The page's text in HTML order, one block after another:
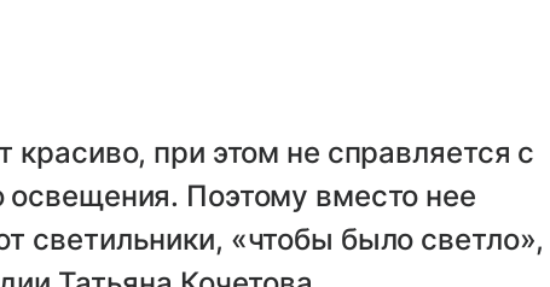
красиво, при этом не справляется с
Поэтому вместо нее
светильники, «чтобы было светло»,